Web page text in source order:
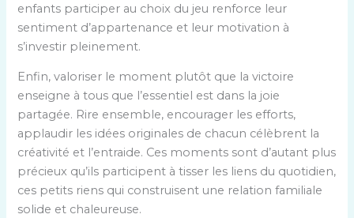
enfants participer au choix du jeu renforce leur
sentiment d’appartenance et leur motivation à
s’investir pleinement.
Enfin, valoriser le moment plutôt que la victoire
enseigne à tous que l’essentiel est dans la joie
partagée. Rire ensemble, encourager les efforts,
applaudir les idées originales de chacun célèbrent la
créativité et l’entraide. Ces moments sont d’autant plus
précieux qu’ils participent à tisser les liens du quotidien,
ces petits riens qui construisent une relation familiale
solide et chaleureuse.